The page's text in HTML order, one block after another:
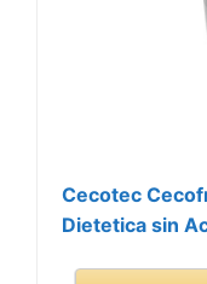
Cecotec
Dietetica sin